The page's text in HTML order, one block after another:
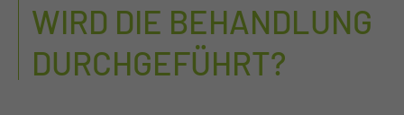
WIRD DIE BEHANDLUNG
DURCHGEFÜHRT?